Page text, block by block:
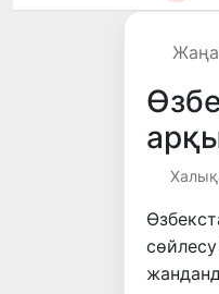
Жарты